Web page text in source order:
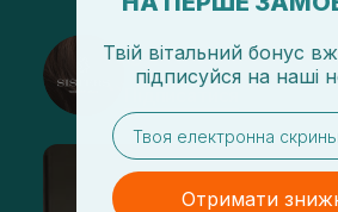
@sisters_stelmakh в
Твій вітальний бонус
підписуйся на наші
email
Отримати